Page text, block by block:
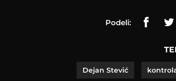
Podeli:
Dejan Stević